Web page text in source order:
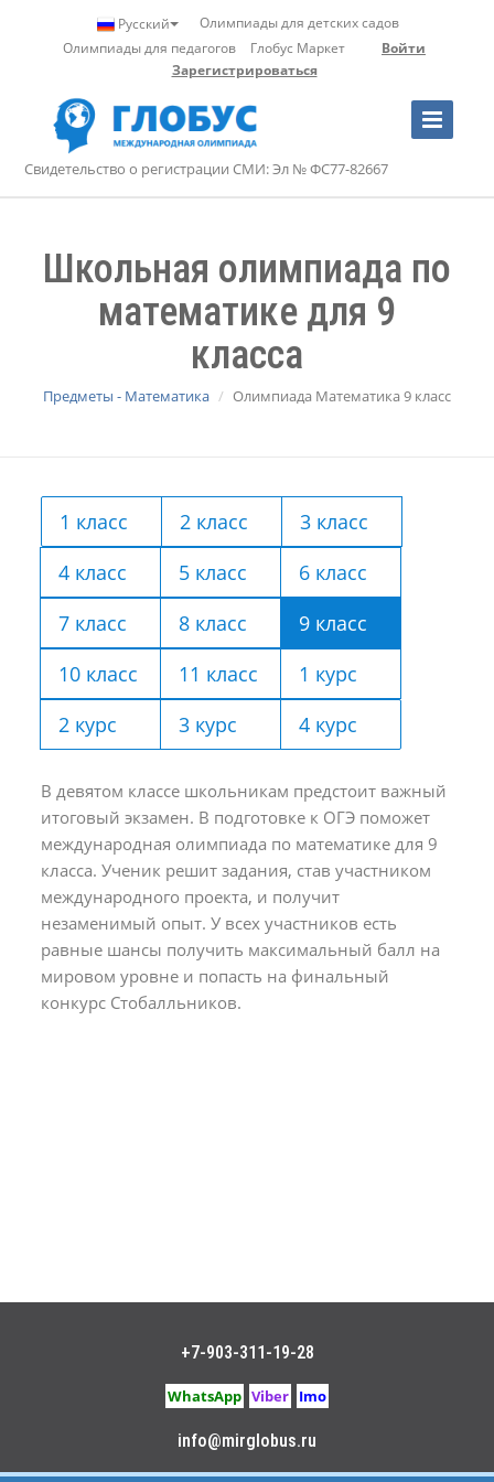
Русский
Олимпиады для детских садов
Олимпиады для педагогов
Глобус Маркет
Войти
Зарегистрироваться
Toggle
Navigation
Свидетельство о регистрации СМИ: Эл № ФС77-82667
Школьная олимпиада по
математике для 9
класса
Предметы - Математика Олимпиада Математика 9 класс
1 класс 2 класс
3 класс
4 класс
5 класс
6 класс
7 класс
8 класс
9 класс
10 класс
11 класс
1 курс
2 курс
3 курс 4 курс
В девятом классе школьникам предстоит важный
итоговый экзамен. В подготовке к ОГЭ поможет
международная олимпиада по математике для 9
класса. Ученик решит задания, став участником
международного проекта, и получит
незаменимый опыт. У всех участников есть
равные шансы получить максимальный балл на
мировом уровне и попасть на финальный
конкурс Стобалльников.
+7-903-311-19-28
WhatsApp Viber Imo
info@mirglobus.ru